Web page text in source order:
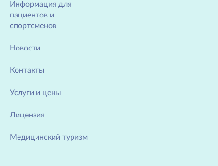
Информация для
пациентов и
спортсменов
Новости
Контакты
Услуги и цены
Лицензия
Медицинский туризм